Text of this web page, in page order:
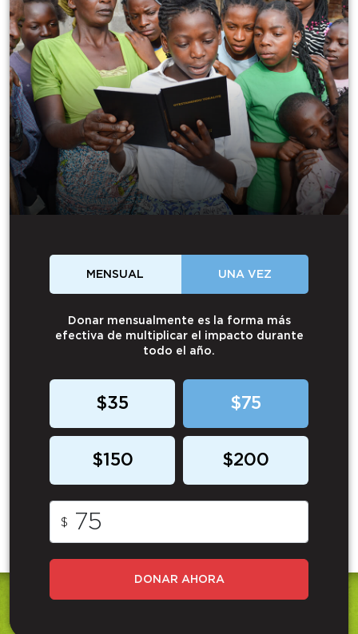
MENSUAL UNA VEZ
Donar mensualmente es la forma más
efectiva de multiplicar el impacto durante
todo el año.
$35 $75
$150 $200
$
DONAR AHORA